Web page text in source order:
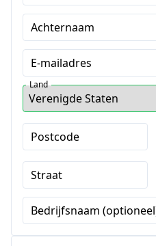
Achternaam
E-mailadres
Land
Postcode
Straat
Bedrijfsnaam